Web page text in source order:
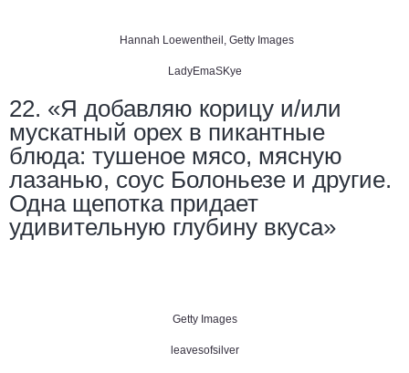
Hannah Loewentheil, Getty Images
LadyEmaSKye
22. «Я добавляю корицу и/или
мускатный орех в пикантные
блюда: тушеное мясо, мясную
лазанью, соус Болоньезе и другие.
Одна щепотка придает
удивительную глубину вкуса»
Getty Images
leavesofsilver